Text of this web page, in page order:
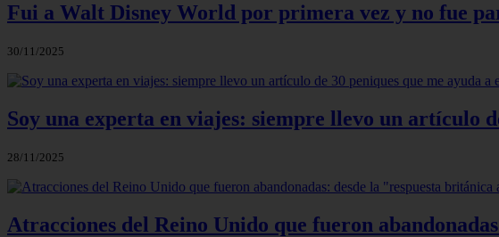
Fui a Walt Disney World por primera vez y no fue
30/11/2025
Soy una experta en viajes: siempre llevo un artículo
28/11/2025
Atracciones del Reino Unido que fueron